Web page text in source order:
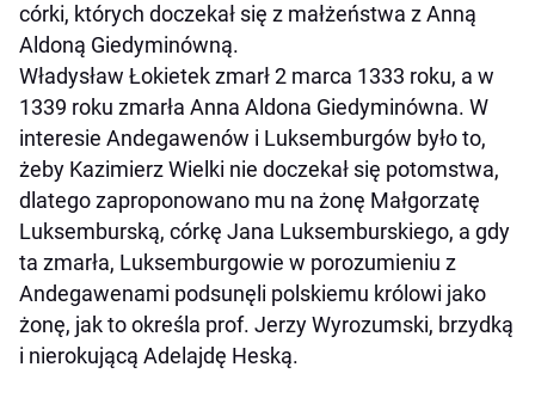
córki, których doczekał się z małżeństwa z Anną
Aldoną Giedyminówną.
Władysław Łokietek zmarł 2 marca 1333 roku, a w
1339 roku zmarła Anna Aldona Giedyminówna. W
interesie Andegawenów i Luksemburgów było to,
żeby Kazimierz Wielki nie doczekał się potomstwa,
dlatego zaproponowano mu na żonę Małgorzatę
Luksemburską, córkę Jana Luksemburskiego, a gdy
ta zmarła, Luksemburgowie w porozumieniu z
Andegawenami podsunęli polskiemu królowi jako
żonę, jak to określa prof. Jerzy Wyrozumski, brzydką
i nierokującą Adelajdę Heską.